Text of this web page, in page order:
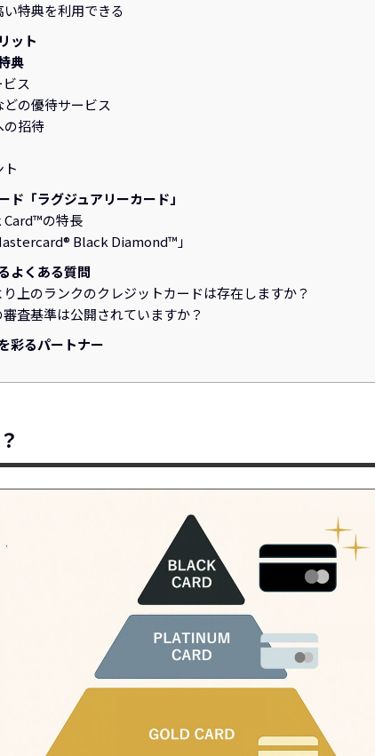
特典を利用できる
ット
典
ス
の優待サービス
の招待
ド「ラグジュアリーカード」
Card™の特長
Black Diamond™ 」
よくある質問
上のランクのクレジットカードは存在しますか？
査基準は公開されていますか？
彩るパートナー